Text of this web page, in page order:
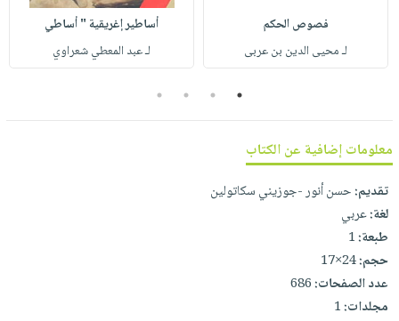
مناسبات
طرحها
خدمات
وفرات
انشر
كتابك
تواصل
معنا
الإصدارات
فصوص الحكم
لـ محيى الدين بن عربى
أساطير إغريقية " أساطي
لـ عبد المعطي شعراوي
1
2
3
4
معلومات إضافية عن الكتاب
تقديم:حسن أنور -جوزيني سكاتولين
لغة:عربي
طبعة:1
حجم:24×17
عدد الصفحات:686
مجلدات:1